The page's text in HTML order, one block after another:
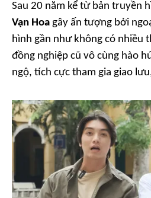
Sau 20 năm kể từ bản truyền
Vạn Hoa gây ấn tượng bởi
hình gần như không có nhiều
đồng nghiệp cũ vô cùng hào
ngộ, tích cực tham gia giao